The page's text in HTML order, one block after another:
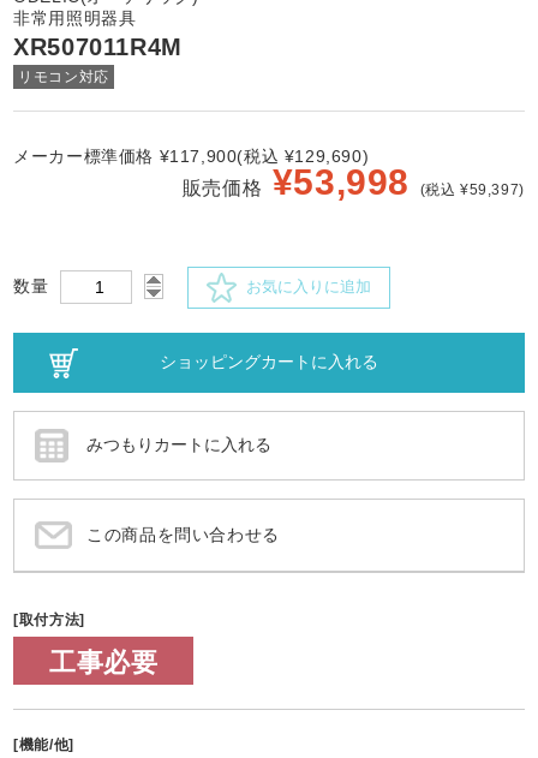
非常用照明器具
XR507011R4M
リモコン対応
メーカー標準価格 ¥117,900(税込 ¥129,690)
販売価格 ¥53,998 (税込 ¥59,397)
数量 お気に入りに追加
この商品を問い合わせる
[取付方法]
工事必要
[機能/他]